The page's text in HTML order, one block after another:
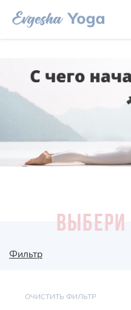
ВЫБЕРИ
Фильтр
ОЧИСТИТЬ ФИЛЬТР